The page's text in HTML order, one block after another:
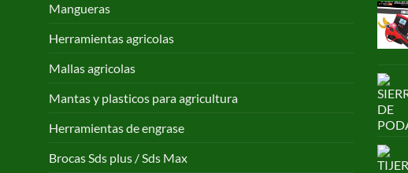
Mangueras
Herramientas agricolas
Mallas agricolas
Mantas y plasticos para agricultura
Herramientas de engrase
Brocas Sds plus / Sds Max